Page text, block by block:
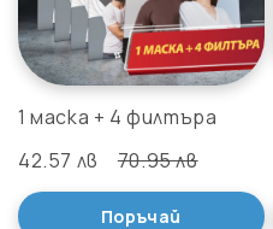
1 маска + 4 филтъра
42.57 лв
70.95 лв
Поръчай